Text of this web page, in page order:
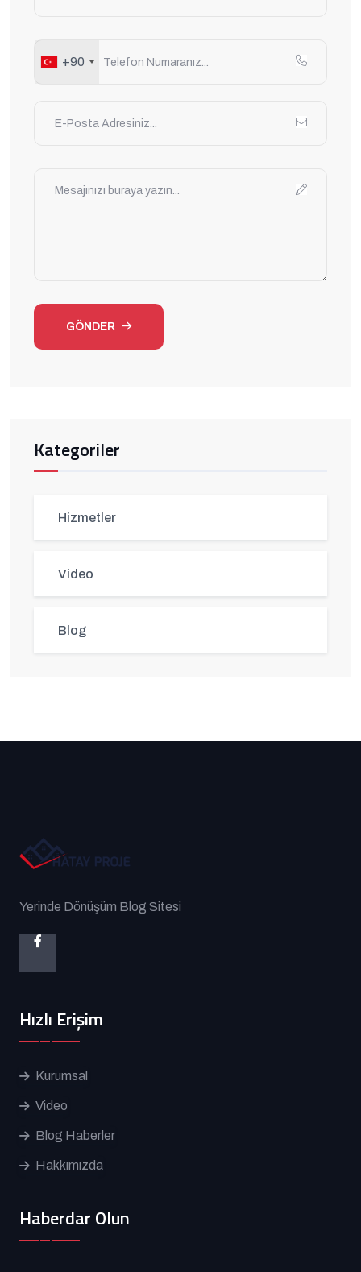
+90
GÖNDER
Kategoriler
Hizmetler
Video
Blog
Yerinde Dönüşüm Blog Sitesi
Hızlı Erişim
Kurumsal
Video
Blog Haberler
Hakkımızda
Haberdar Olun